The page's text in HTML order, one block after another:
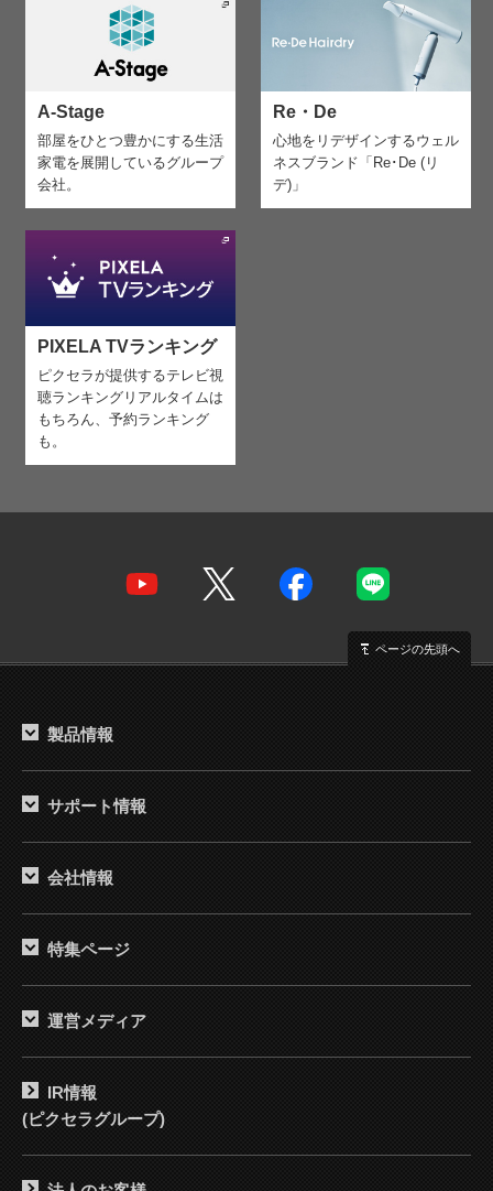
A-Stage
部屋をひとつ豊かにする生活
家電を 展開しているグループ
会社。
Re・De
心地をリデザインするウェル
ネスブランド「Re･De (リ
デ)」
PIXELA TVランキング
ピクセラが提供するテレビ視
聴ランキング リアルタイムは
もちろん、予約ランキング
も。
ページの先頭へ
製品情報
サポート情報
会社情報
特集ページ
運営メディア
IR情報
(ピクセラグループ)